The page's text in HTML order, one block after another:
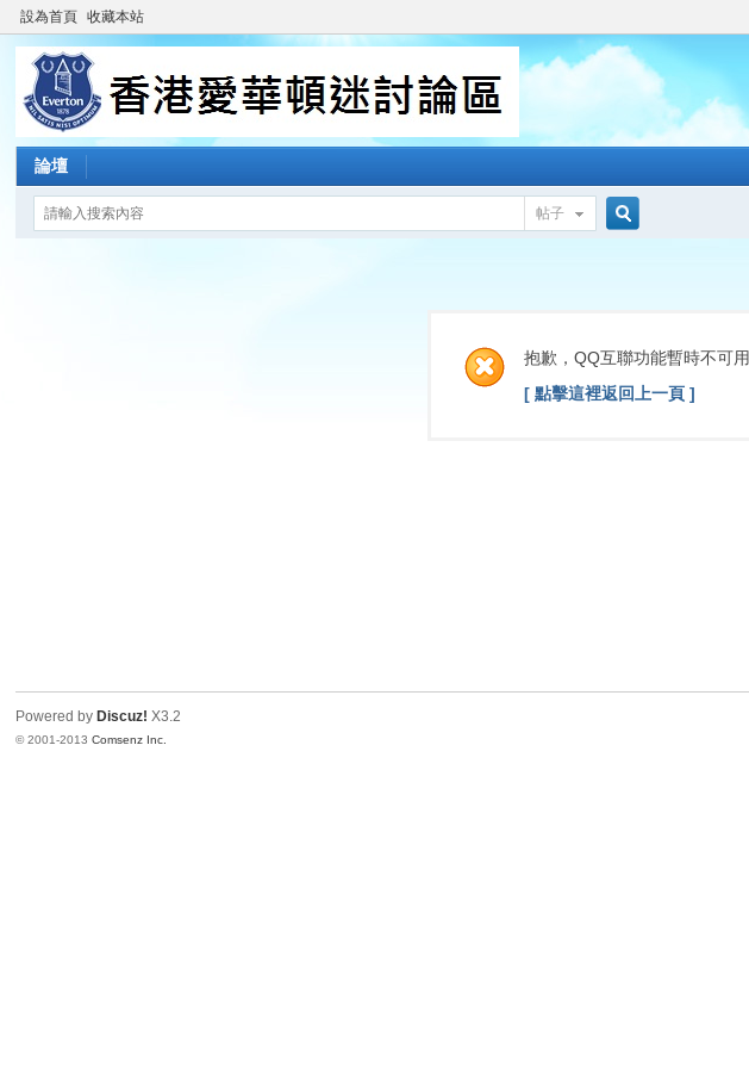
設為首頁 收藏本站
論壇
帖子
索
抱歉，QQ互聯功能暫時不可用
[ 點擊這裡返回上一頁 ]
Powered by Discuz! X3.2
© 2001-2013Comsenz Inc.